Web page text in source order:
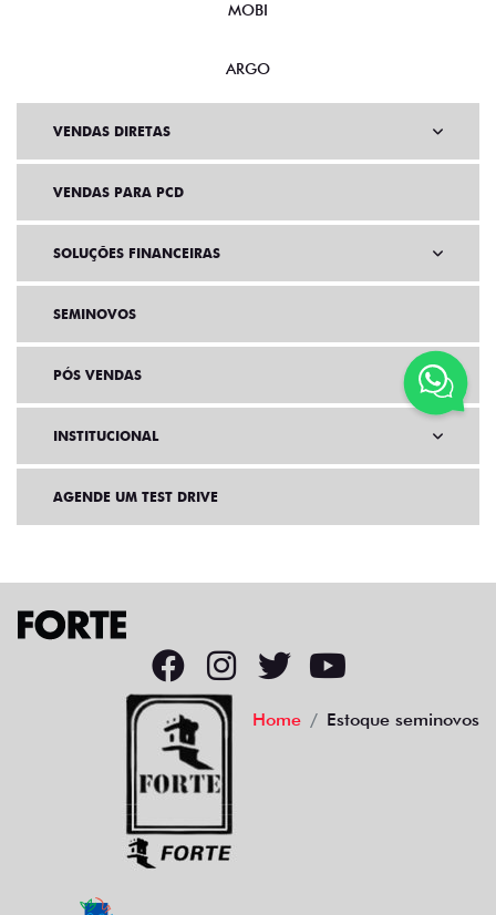
MOBI
ARGO
VENDAS DIRETAS
VENDAS PARA PCD
SOLUÇÕES FINANCEIRAS
SEMINOVOS
PÓS VENDAS
INSTITUCIONAL
AGENDE UM TEST DRIVE
Home Estoque seminovos